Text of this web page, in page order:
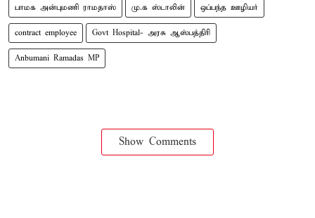
பாமக அன்புமணி ராமதாஸ் மு.க ஸ்டாலின் ஒப்பந்த ஊழியர்
contract employee Govt Hospital- அரசு ஆஸ்பத்திரி
Anbumani Ramadas MP
Show Comments